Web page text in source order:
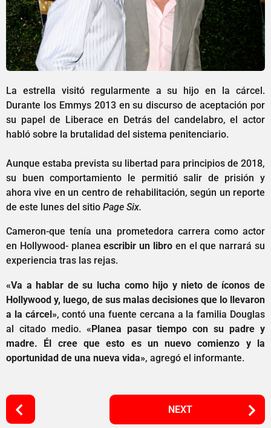
La estrella visitó regularmente a su hijo en la cárcel.
Durante los Emmys 2013 en su discurso de aceptación por
su papel de Liberace en Detrás del candelabro, el actor
habló sobre la brutalidad del sistema penitenciario.
Aunque estaba prevista su libertad para principios de 2018,
su buen comportamiento le permitió salir de prisión y
ahora vive en un centro de rehabilitación, según un reporte
de este lunes del sitio Page Six.
Cameron-que tenía una prometedora carrera como actor
en Hollywood- planeaescribir un libro en el que narrará su
experiencia tras las rejas.
«Va a hablar de su lucha como hijo y nieto de íconos de
Hollywood y, luego, de sus malas decisiones que lo llevaron
a la cárcel», contó una fuente cercana a la familia Douglas
al citado medio. «Planea pasar tiempo con su padre y
madre. Él cree que esto es un nuevo comienzo y la
oportunidad de una nueva vida», agregó el informante.
P
o
NEXT